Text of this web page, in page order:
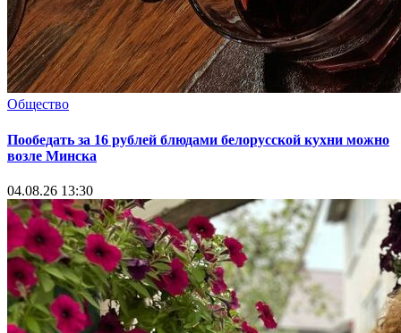
Общество
Пообедать за 16 рублей блюдами белорусской кухни можно
возле Минска
04.08.26 13:30